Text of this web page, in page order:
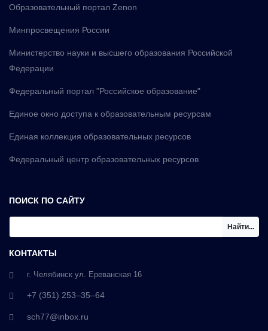
Образовательный портал Zenon
Минпросвещения России
Министерство науки и высшего образования Российской
Федерации
Федеральный портал "Российское образование"
Единое окно доступа к образовательным ресурсам
Единая коллекция образовательных ресурсов
Федеральный центр образовательных ресурсов
ПОИСК ПО САЙТУ
Найти...
КОНТАКТЫ
г. Челябинск ул. Ереванская 16
+7 (351) 253‒35‒64
sch77@inbox.ru